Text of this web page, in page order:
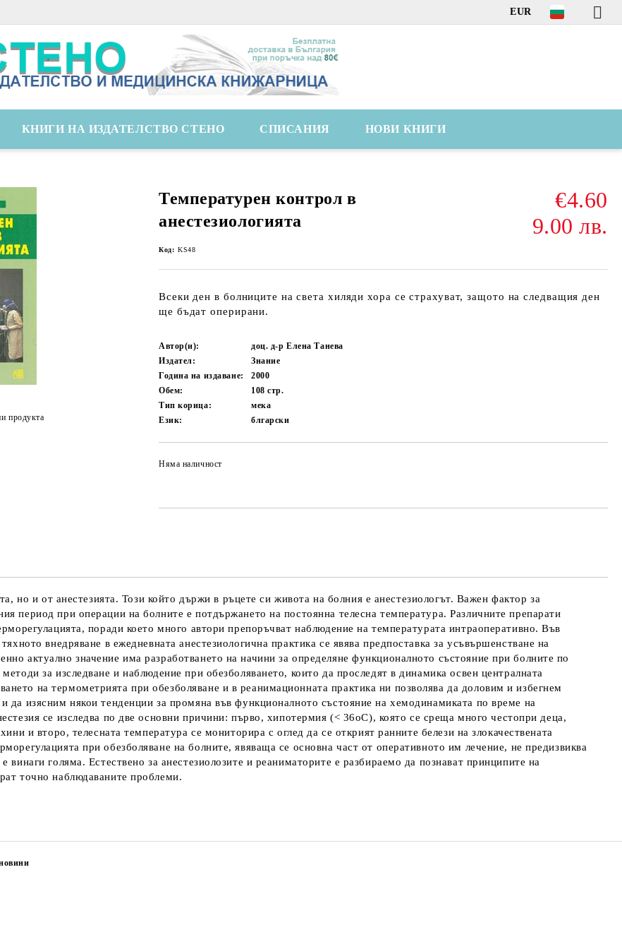
EUR
КНИГИ НА ИЗДАТЕЛСТВО СТЕНО СПИСАНИЯ НОВИ КНИГИ
Температурен контрол в
анестезиологията
€4.60
9.00 лв.
Код: KS48
Всеки ден в болниците на света хиляди хора се страхуват, защото на следващия ден
ще бъдат оперирани.
Автор(и):
доц. д-р Елена Танева
Издател:
Знание
Година на издаване:
2000
Обем:
108стр.
Тип корица:
мека
Език:
блгарски
Няма наличност
продукта
но и от анестезията. Този който държи в ръцете си живота на болния е анестезиологът. Важен фактор за
период при операции на болните е потдържането на постоянна телесна температура. Различните препарати
поради което много автори препоръчват наблюдение на температурата интраоперативно. Във
внедряване в ежедневната анестезиологична практика се явява предпоставка за усъвършенстване на
актуално значение има разработването на начини за определяне функционалното състояние при болните по
за изследване и наблюдение при обезболяването, които да проследят в динамика освен централната
на термометрията при обезболяване и в реанимационната практика ни позволява да доловим и избегнем
да изясним някои тенденции за промяна във функционалното състояние на хемодинамиката по време на
се изследва по две основни причини: първо, хипотермия (< 36оС), която се среща много честопри деца,
и второ, телесната температура се мониторира с оглед да се открият ранните белези на злокачествената
при обезболяване на болните, явяваща се основна част от оперативното им лечение, не предизвиква
голяма. Естествено за анестезиолозите и реаниматорите е разбираемо да познават принципите на
точно наблюдаваните проблеми.